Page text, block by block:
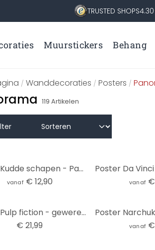
TRUSTED SHOPS4.30
Muurstickers Behang
/Wanddecoraties / Posters /
119 Artikelen
Poster Kudde schapen - Panorama
vanaf € 12,90 vanaf €
Poster Pulp fiction - geweren, poster (158 x 53 cm)
€ 21,99
vanaf €